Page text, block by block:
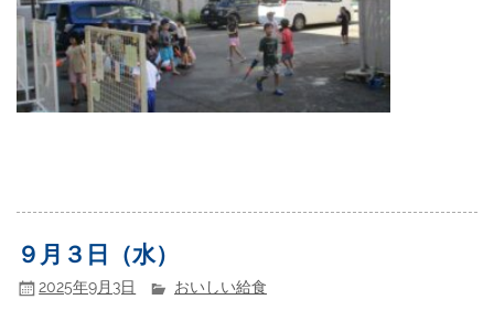
９月３日（水）
2025年9月3日 おいしい給食